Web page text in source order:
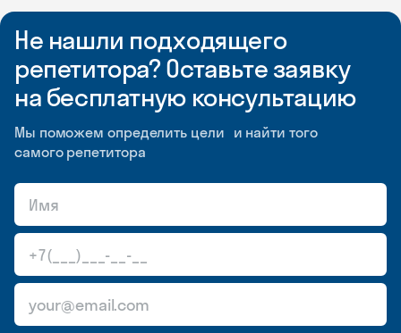
Не нашли подходящего
репетитора? Оставьте заявку
на бесплатную консультацию
Мы поможем определить цели и найти того
самого репетитора